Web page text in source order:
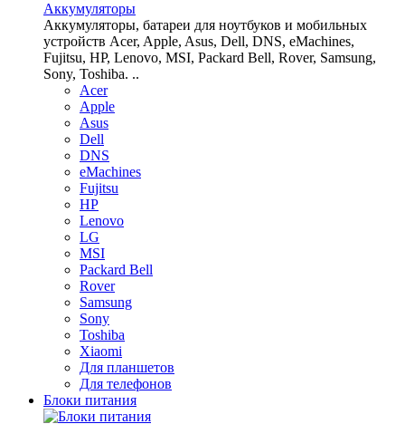
Аккумуляторы
Аккумуляторы, батареи для ноутбуков и мобильных
устройств Acer, Apple, Asus, Dell, DNS, eMachines,
Fujitsu, HP, Lenovo, MSI, Packard Bell, Rover, Samsung,
Sony, Toshiba. ..
Acer
Apple
Asus
Dell
DNS
eMachines
Fujitsu
HP
Lenovo
LG
MSI
Packard Bell
Rover
Samsung
Sony
Toshiba
Xiaomi
Для планшетов
Для телефонов
Блоки питания